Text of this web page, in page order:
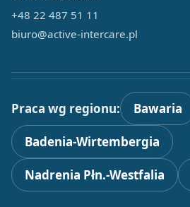
+48 22 487 51 11
biuro@active-intercare.pl
Praca wg regionu: Bawaria
Badenia-Wirtembergia
Nadrenia Płn.-Westfalia